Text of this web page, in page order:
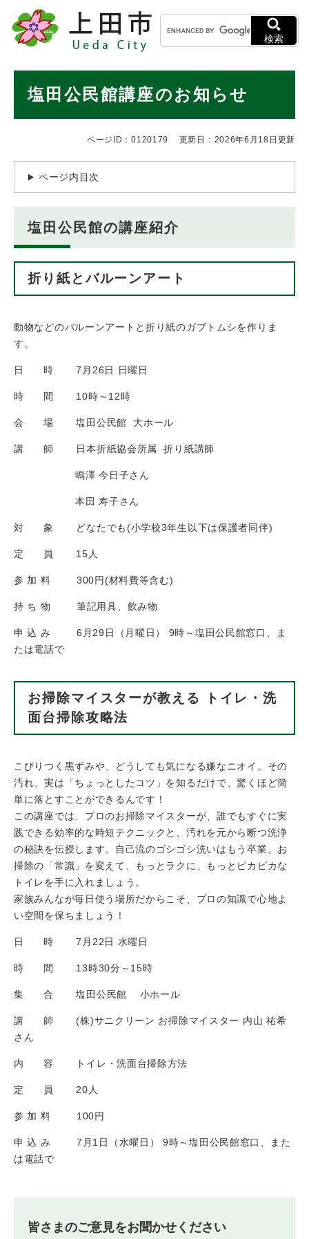
メニューを飛ばして本文へ
キ
ー
ワ
検
検索
塩田公民館講座のお知らせ
ページID：0120179 更新日：2026年6月18日更新
ページ内目次
塩田公民館の講座紹介
折り紙とバルーンアート
動物などのバルーンアートと折り紙のガブトムシを作りま
す。
日 時 7月26日 日曜日
時 間 10時～12時
会 場 塩田公民館 大ホール
講 師 日本折紙協会所属 折り紙講師
鳴澤 今日子さん
本田 寿子さん
対 象 どなたでも(小学校3年生以下は保護者同伴)
定 員 15人
参 加 料 300円(材料費等含む)
持 ち 物 筆記用具、飲み物
申 込 み 6月29日（月曜日） 9時～塩田公民館窓口、ま
たは電話で
お掃除マイスターが教える トイレ・洗
面台掃除攻略法
こびりつく黒ずみや、どうしても気になる嫌なニオイ。その
汚れ、実は「ちょっとしたコツ」を知るだけで、驚くほど簡
単に落とすことができるんです！
この講座では、プロのお掃除マイスターが、誰でもすぐに実
践できる効率的な時短テクニックと、汚れを元から断つ洗浄
の秘訣を伝授します。自己流のゴシゴシ洗いはもう卒業。お
掃除の「常識」を変えて、もっとラクに、もっとピカピカな
トイレを手に入れましょう。
家族みんなが毎日使う場所だからこそ、プロの知識で心地よ
い空間を保ちましょう！
日 時 7月22日 水曜日
時 間 13時30分～15時
集 合 塩田公民館 小ホール
講 師 (株)サニクリーン お掃除マイスター 内山 祐希
さん
内 容 トイレ・洗面台掃除方法
定 員 20人
参 加 料 100円
申 込 み 7月1日（水曜日） 9時～塩田公民館窓口、また
は電話で
皆さまのご意見をお聞かせください